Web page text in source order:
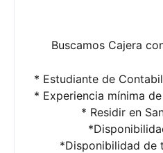
Buscamos Cajera
* Estudiante de
* Experiencia mínima
* Residir en
*Disponibilidad de